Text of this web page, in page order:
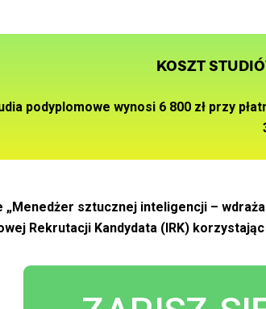
KOSZT
podyplomowe wynosi 6 800 zł przy
„Menedżer sztucznej inteligencji –
Rekrutacji Kandydata (IRK)